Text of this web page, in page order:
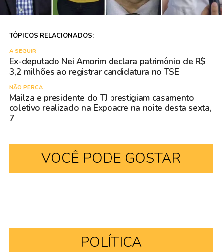
TÓPICOS RELACIONADOS:
A SEGUIR
Ex-deputado Nei Amorim declara patrimônio de R$
3,2 milhões ao registrar candidatura no TSE
NÃO PERCA
Mailza e presidente do TJ prestigiam casamento
coletivo realizado na Expoacre na noite desta sexta,
7
VOCÊ PODE GOSTAR
POLÍTICA